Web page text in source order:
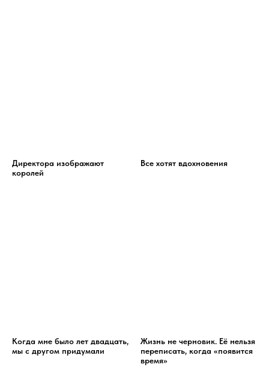
Директора изображают
королей
Все хотят вдохновения
Когда мне было лет двадцать,
мы с другом придумали
Жизнь не черновик. Её нельзя
переписать, когда «появится
время»